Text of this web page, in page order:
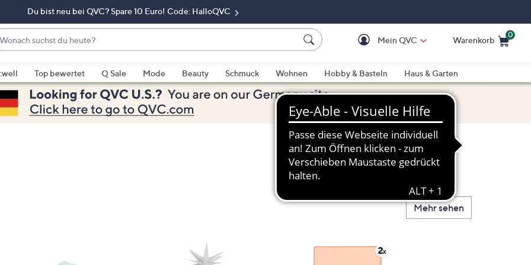
Du bist neu bei QVC? Spare 10 Euro! Code: HalloQVC
Mein QVC Warenkorb
0
Top bewertet Q Sale Mode Beauty Schmuck Wohnen Hobby & Basteln
Haus & Garten
Mehr sehen